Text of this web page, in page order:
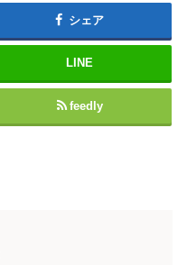
シェア
LINE
feedly